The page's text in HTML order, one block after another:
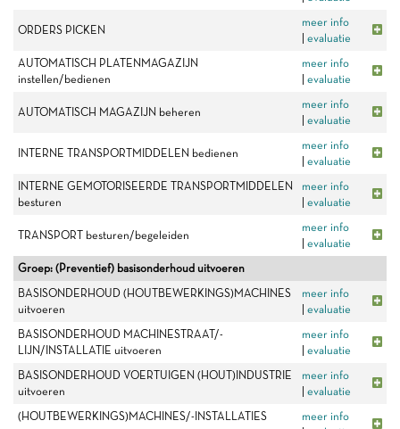
ORDERS PICKEN
meer info
evaluatie
AUTOMATISCH PLATENMAGAZIJN
instellen/bedienen
meer info
evaluatie
AUTOMATISCH MAGAZIJN beheren
meer info
evaluatie
INTERNE TRANSPORTMIDDELEN bedienen
meer info
evaluatie
INTERNE GEMOTORISEERDE TRANSPORTMIDDELEN
besturen
meer info
evaluatie
TRANSPORT besturen/begeleiden
meer info
evaluatie
Groep: (Preventief) basisonderhoud uitvoeren
BASISONDERHOUD (HOUTBEWERKINGS)MACHINES
uitvoeren
meer info
evaluatie
BASISONDERHOUD MACHINESTRAAT/-
LIJN/INSTALLATIE uitvoeren
meer info
evaluatie
BASISONDERHOUD VOERTUIGEN (HOUT)INDUSTRIE
uitvoeren
meer info
evaluatie
(HOUTBEWERKINGS)MACHINES/-INSTALLATIES
meer info